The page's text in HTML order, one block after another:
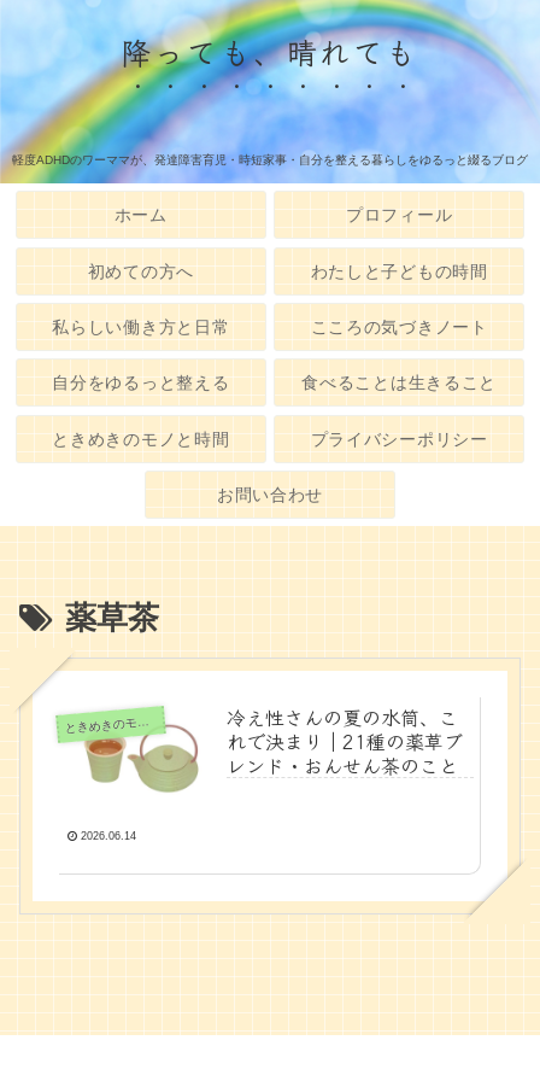
降っても、晴れても
軽度ADHDのワーママが、発達障害育児・時短家事・自分を整える暮らしをゆるっと綴るブログ
ホーム プロフィール
初めての方へ わたしと子どもの時間
私らしい働き方と日常 こころの気づきノート
自分をゆるっと整える 食べることは生きること
ときめきのモノと時間 プライバシーポリシー
お問い合わせ
薬草茶
ときめきのモノと時間
冷え性さんの夏の水筒、こ
れで決まり｜21種の薬草ブ
レンド・おんせん茶のこと
2026.06.14